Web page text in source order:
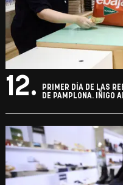
12.
PRIMER DÍA DE LAS
DE PAMPLONA. IÑIGO